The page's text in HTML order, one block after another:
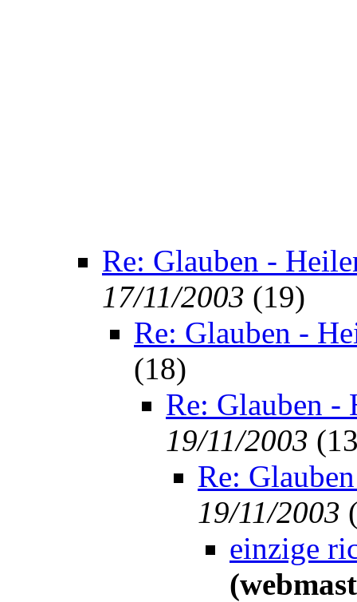
Re: Glauben -
17/11/2003 (19)
Re: Glauben -
(18)
Re: Glauben -
19/11/2003 (
Re:
19/11/2003
einzige